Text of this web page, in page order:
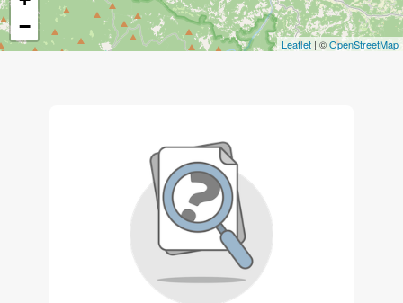
−
Leaflet | ©OpenStreetMap